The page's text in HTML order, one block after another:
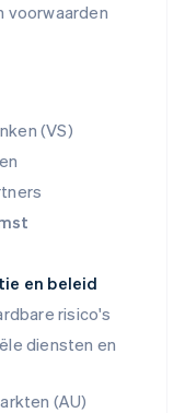
voorwaarden
(VS)
en beleid
risico's
diensten en
(AU)